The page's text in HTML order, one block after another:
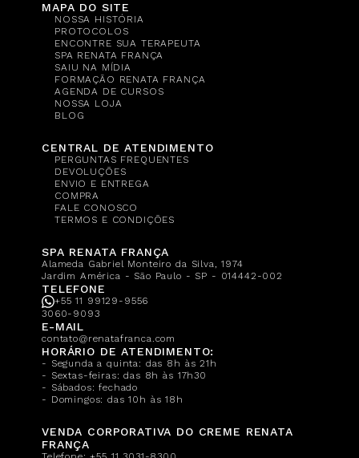
MAPA DO SITE
NOSSA HISTÓRIA
PROTOCOLOS
ENCONTRE SUA TERAPEUTA
SPA RENATA FRANÇA
SAIU NA MÍDIA
FORMAÇÃO RENATA FRANÇA
AGENDA DE CURSOS
NOSSA LOJA
BLOG
CENTRAL DE ATENDIMENTO
PERGUNTAS FREQUENTES
DEVOLUÇÕES
ENVIO E ENTREGA
COMPRA
FALE CONOSCO
TERMOS E CONDIÇÕES
SPA RENATA FRANÇA
Alameda Gabriel Monteiro da Silva, 1974
Jardim América - São Paulo - SP - 014442-002
TELEFONE
+55 11 99129-9556
3060-9093
E-MAIL
contato@renatafranca.com
HORÁRIO DE ATENDIMENTO:
- Segunda a quinta: das 8h às 21h
- Sextas-feiras: das 8h às 17h30
- Sábados: fechado
- Domingos: das 10h às 18h
VENDA CORPORATIVA DO CREME RENATA
FRANÇA